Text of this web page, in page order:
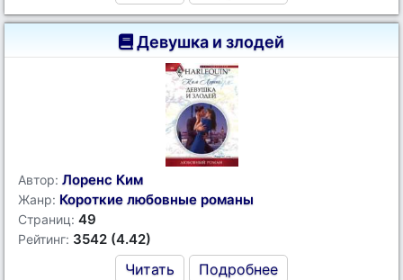
Девушка и злодей
Автор: Лоренс Ким
Жанр: Короткие любовные романы
Страниц: 49
Рейтинг: 3542 (4.42)
Читать Подробнее